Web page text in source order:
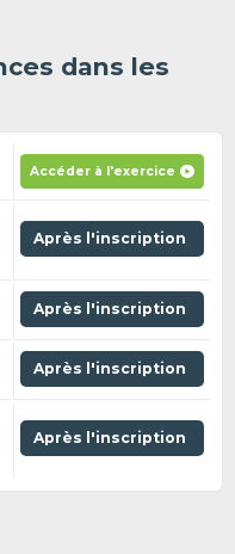
dans les
Accéder à l'exercice
Après l'inscription
Après l'inscription
Après l'inscription
Après l'inscription